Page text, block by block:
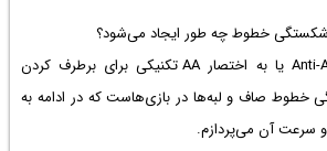
خطوط چه طور ایجاد می‌شود؟
آنتی‌-الیاسینگ، Anti-Aliasing یا به اختصار AA تکنیکی برای برطرف کردن
خطوط صاف و لبه‌ها در بازی‌هاست که در ادامه به
آن می‌پردازم.